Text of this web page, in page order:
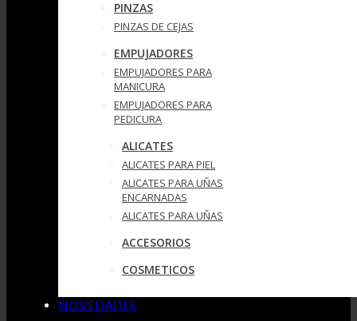
PINZAS
PINZAS DE CEJAS
EMPUJADORES
EMPUJADORES PARA
MANICURA
EMPUJADORES PARA
PEDICURA
ALICATES
ALICATES PARA PIEL
ALICATES PARA UÑAS
ENCARNADAS
ALICATES PARA UÑAS
ACCESORIOS
COSMETICOS
NOVEDADES